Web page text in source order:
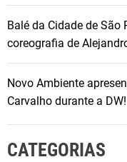
Balé da Cidade de São
coreografia de
Novo Ambiente
Carvalho durante a
CATEGORIAS